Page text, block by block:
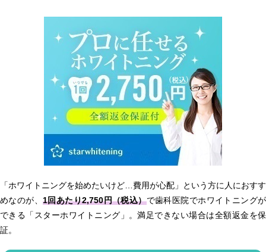
「ホワイトニングを始めたいけど…費用が心配」という方に人におすす
めなのが、1回あたり2,750円（税込）で歯科医院でホワイトニングが
できる「スターホワイトニング」。満足できない場合は全額返金を保
証。